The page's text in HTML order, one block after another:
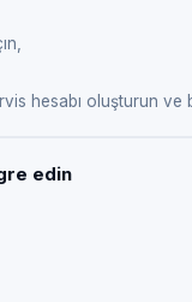
hesabı oluşturun ve
edin